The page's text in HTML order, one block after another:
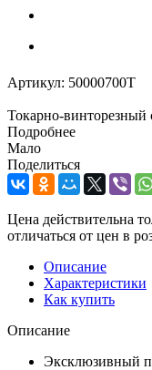
Артикул: 50000700T
Токарно-винторезный
Подробнее
Мало
Поделиться
Цена действительна
отличаться от цен в
Описание
Характеристики
Как купить
Описание
Эксклюзивный